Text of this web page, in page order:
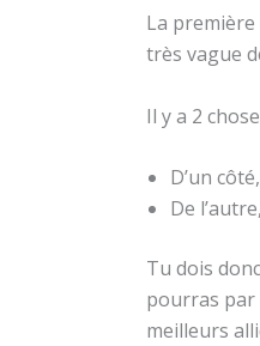
La
très vague
Il y a 2
D’un
De
Tu dois
pourras par
meilleurs